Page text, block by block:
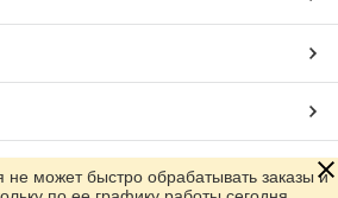
не может быстро обрабатывать заказы и